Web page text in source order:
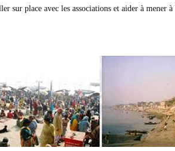
sur place avec les associations et aider à